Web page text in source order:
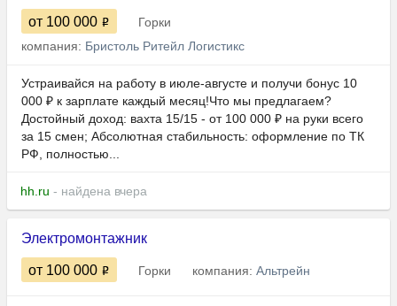
от 100 000
Горки
компания: Бристоль Ритейл Логистикс
Устраивайся на работу в июле-августе и получи бонус 10
000 ₽ к зарплате каждый месяц!Что мы предлагаем?
Достойный доход: вахта 15/15 - от 100 000 ₽ на руки всего
за 15 смен; Абсолютная стабильность: оформление по ТК
РФ, полностью...
hh.ru - найдена вчера
Электромонтажник
от 100 000 Горки компания: Альтрейн